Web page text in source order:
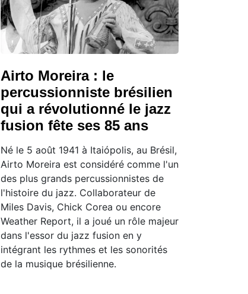
Airto Moreira : le
percussionniste brésilien
qui a révolutionné le jazz
fusion fête ses 85 ans
Né le 5 août 1941 à Itaiópolis, au Brésil,
Airto Moreira est considéré comme l'un
des plus grands percussionnistes de
l'histoire du jazz. Collaborateur de
Miles Davis, Chick Corea ou encore
Weather Report, il a joué un rôle majeur
dans l'essor du jazz fusion en y
intégrant les rythmes et les sonorités
de la musique brésilienne.